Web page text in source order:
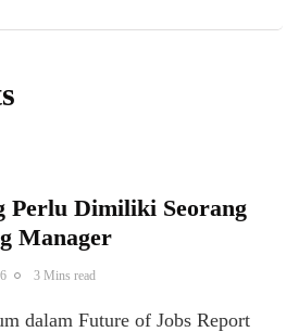
Perlu Dimiliki Seorang
Manager
3 Mins read
dalam Future of Jobs Report